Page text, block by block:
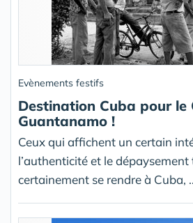
Evènements festifs
Destination Cuba pour le
Guantanamo !
Ceux qui affichent un certain
l’authenticité et le
certainement se rendre à Cuba,